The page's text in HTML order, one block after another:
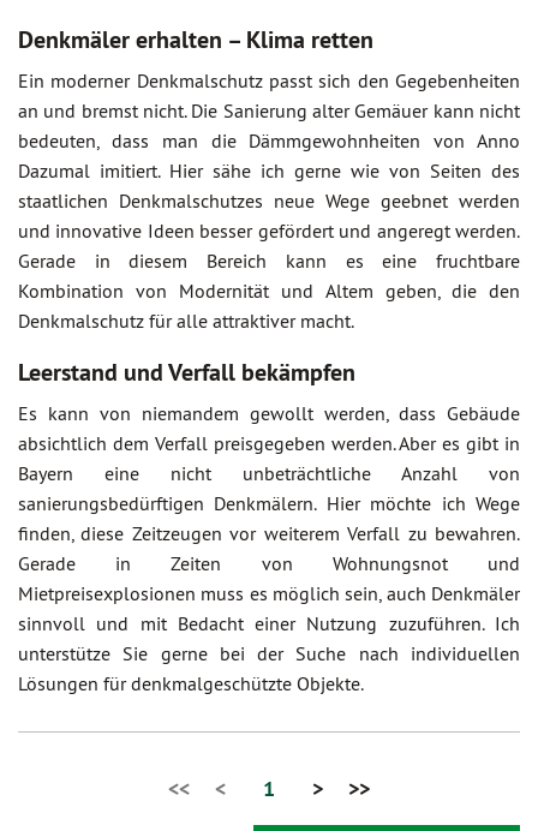
Denkmäler erhalten – Klima retten
Ein moderner Denkmalschutz passt sich den Gegebenheiten
an und bremst nicht. Die Sanierung alter Gemäuer kann nicht
bedeuten, dass man die Dämmgewohnheiten von Anno
Dazumal imitiert. Hier sähe ich gerne wie von Seiten des
staatlichen Denkmalschutzes neue Wege geebnet werden
und innovative Ideen besser gefördert und angeregt werden.
Gerade in diesem Bereich kann es eine fruchtbare
Kombination von Modernität und Altem geben, die den
Denkmalschutz für alle attraktiver macht.
Leerstand und Verfall bekämpfen
Es kann von niemandem gewollt werden, dass Gebäude
absichtlich dem Verfall preisgegeben werden. Aber es gibt in
Bayern eine nicht unbeträchtliche Anzahl von
sanierungsbedürftigen Denkmälern. Hier möchte ich Wege
finden, diese Zeitzeugen vor weiterem Verfall zu bewahren.
Gerade in Zeiten von Wohnungsnot und
Mietpreisexplosionen muss es möglich sein, auch Denkmäler
sinnvoll und mit Bedacht einer Nutzung zuzuführen. Ich
unterstütze Sie gerne bei der Suche nach individuellen
Lösungen für denkmalgeschützte Objekte.
<< < 1 > >>